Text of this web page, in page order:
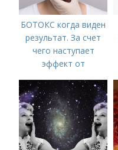
БОТОКС когда виден
результат. За счет
чего наступает
эффект от